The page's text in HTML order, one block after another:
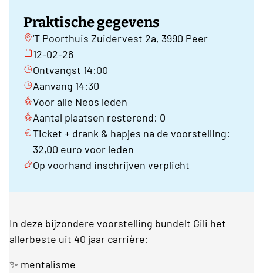
Praktische gegevens
'T Poorthuis Zuidervest 2a, 3990 Peer
12-02-26
Ontvangst 14:00
Aanvang 14:30
Voor alle Neos leden
Aantal plaatsen resterend: 0
Ticket + drank & hapjes na de voorstelling:
32,00 euro voor leden
Op voorhand inschrijven verplicht
In deze bijzondere voorstelling bundelt Gili het
allerbeste uit 40 jaar carrière:
✨ mentalisme